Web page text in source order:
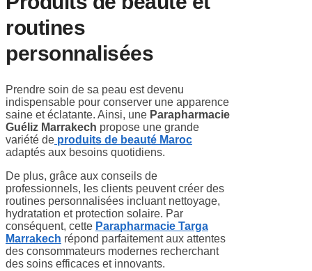
routines
personnalisées
Prendre soin de sa peau est devenu
indispensable pour conserver une apparence
saine et éclatante. Ainsi, une Parapharmacie
Guéliz Marrakech propose une grande
variété de produits de beauté Maroc
adaptés aux besoins quotidiens.
De plus, grâce aux conseils de
professionnels, les clients peuvent créer des
routines personnalisées incluant nettoyage,
hydratation et protection solaire. Par
conséquent, cette Parapharmacie Targa
Marrakech répond parfaitement aux attentes
des consommateurs modernes recherchant
des soins efficaces et innovants.